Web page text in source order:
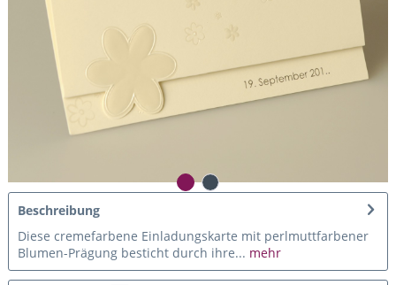
Beschreibung
Diese cremefarbene Einladungskarte mit perlmuttfarbener
Blumen-Prägung besticht durch ihre... mehr